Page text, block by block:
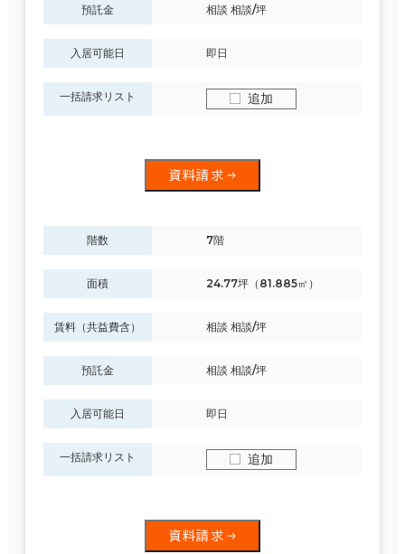
預託金 相談 相談/坪
入居可能日 即日
一括請求リスト 追加
資料請求
階数 7階
面積 24.77坪（81.885㎡）
賃料（共益費含） 相談 相談/坪
預託金 相談 相談/坪
入居可能日 即日
一括請求リスト 追加
資料請求